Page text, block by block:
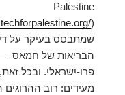
Palestine
שמתבסס בעיקר על
הבריאות של חמאס —
פרו-ישראלי. ובכל
מעידים: רוב ההרוגים